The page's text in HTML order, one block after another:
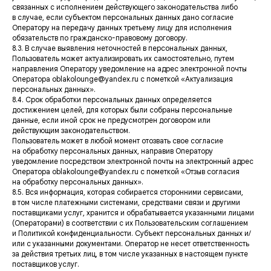
связанных с исполнением действующего законодательства либо
в случае, если субъектом персональных данных дано согласие
Оператору на передачу данных третьему лицу для исполнения
обязательств по гражданско-правовому договору.
8.3. В случае выявления неточностей в персональных данных,
Пользователь может актуализировать их самостоятельно, путем
направления Оператору уведомление на адрес электронной почты
Оператора oblakolounge@yandex.ru с пометкой «Актуализация
персональных данных».
8.4. Срок обработки персональных данных определяется
достижением целей, для которых были собраны персональные
данные, если иной срок не предусмотрен договором или
действующим законодательством.
Пользователь может в любой момент отозвать свое согласие
на обработку персональных данных, направив Оператору
уведомление посредством электронной почты на электронный адрес
Оператора oblakolounge@yandex.ru с пометкой «Отзыв согласия
на обработку персональных данных».
8.5. Вся информация, которая собирается сторонними сервисами,
в том числе платежными системами, средствами связи и другими
поставщиками услуг, хранится и обрабатывается указанными лицами
(Операторами) в соответствии с их Пользовательским соглашением
и Политикой конфиденциальности. Субъект персональных данных и/
или с указанными документами. Оператор не несет ответственность
за действия третьих лиц, в том числе указанных в настоящем пункте
поставщиков услуг.
Адрес
Москва, ул. Большая Садовая д.5
+7 (499) 113-01-53
Телефон
Сотрудничество
oblakolounge@yandex.ru
Вс - Чт
Пт - Сб
12:00 – 00:00
12:00 – 05:00